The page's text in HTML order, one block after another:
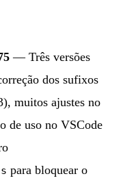
— Três versões
dos sufixos
muitos ajustes no
de uso no VSCode
para bloquear o